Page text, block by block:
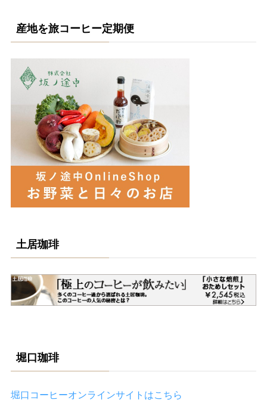
産地を旅コーヒー定期便
土居珈琲
堀口珈琲
堀口コーヒーオンラインサイトはこちら